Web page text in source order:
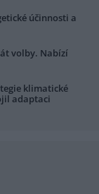
účinnosti a
volby. Nabízí
klimatické
adaptaci